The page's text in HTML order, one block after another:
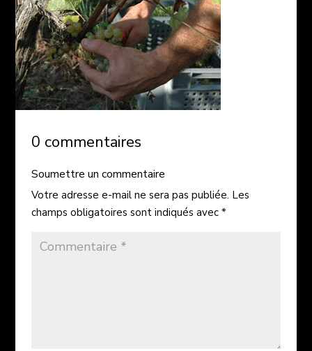
0 commentaires
Soumettre un commentaire
Votre adresse e-mail ne sera pas publiée. Les
champs obligatoires sont indiqués avec *